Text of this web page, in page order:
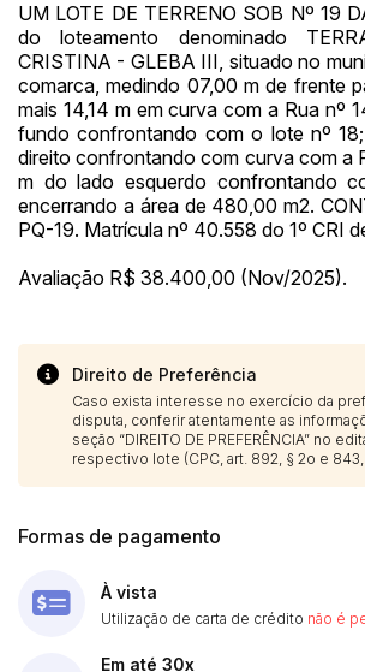
UM LOTE DE TERRENO SOB Nº 19
do loteamento denominado
CRISTINA - GLEBA III, situado no
comarca, medindo 07,00 m de frente
mais 14,14 m em curva com a Rua nº
fundo confrontando com o lote nº
direito confrontando com curva com a
m do lado esquerdo confrontando
encerrando a área de 480,00 m2.
PQ-19. Matrícula nº 40.558 do 1º CRI
Avaliação R$ 38.400,00 (Nov/2025).
Direito de Preferência
Caso exista interesse no exercício da
disputa, conferir atentamente as
seção “DIREITO DE PREFERÊNCIA” no
respectivo lote (CPC, art. 892, § 2o e 843,
Formas de pagamento
À vista
Utilização de carta de crédito não é
Em até 30x